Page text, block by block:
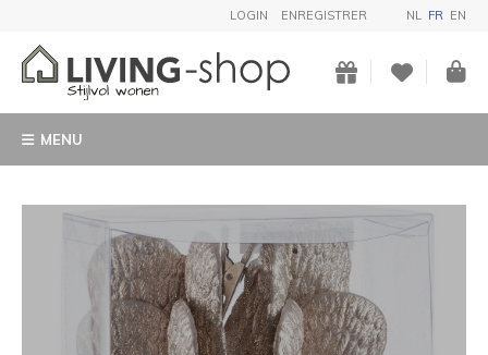
LOGIN ENREGISTRER NL FR EN
MENU